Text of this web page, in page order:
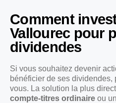
Comment
Vallourec pour
dividendes
Si vous souhaitez devenir
bénéficier de ses dividendes,
vous. La solution la plus
compte-titres ordinaire ou